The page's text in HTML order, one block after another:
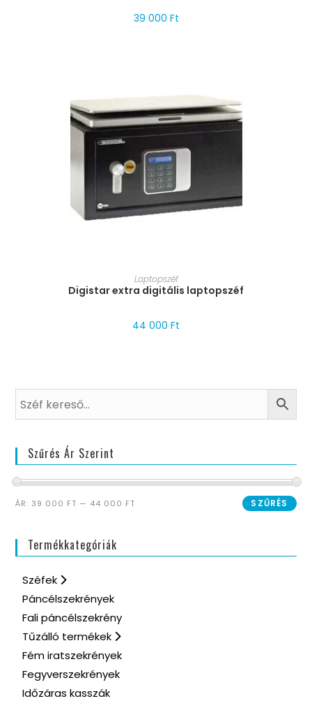
39 000 Ft
MÉRET VÁLASZTÁSA
Laptopszéf
Digistar extra digitális laptopszéf
44 000 Ft
Szűrés Ár Szerint
SZŰRÉS
ÁR: 39 000 FT — 44 000 FT
Termékkategóriák
Széfek
Páncélszekrények
Fali páncélszekrény
Tűzálló termékek
Fém iratszekrények
Fegyverszekrények
Időzáras kasszák